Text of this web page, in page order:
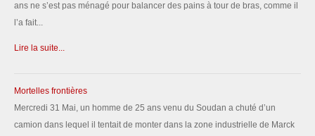
ans ne s’est pas ménagé pour balancer des pains à tour de bras, comme il
l’a fait...
Lire la suite...
Mortelles frontières
Mercredi 31 Mai, un homme de 25 ans venu du Soudan a chuté d’un
camion dans lequel il tentait de monter dans la zone industrielle de Marck